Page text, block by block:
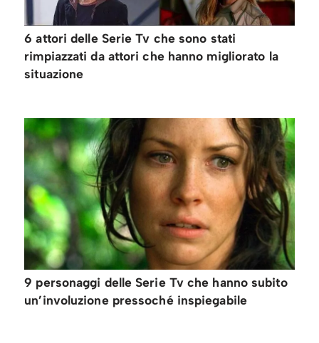
6 attori delle Serie Tv che sono stati
rimpiazzati da attori che hanno migliorato la
situazione
9 personaggi delle Serie Tv che hanno subito
un’involuzione pressoché inspiegabile